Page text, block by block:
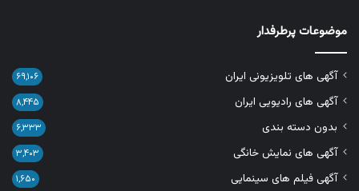
موضوعات پرطرفدار
آگهی های تلویزیونی ایران ۶۹,۱۰۶
آگهی های رادیویی ایران ۸,۴۴۵
بدون دسته بندی ۶,۳۳۳
آگهی های نمایش خانگی ۳,۴۰۳
آگهی فیلم های سینمایی ۱,۶۵۰